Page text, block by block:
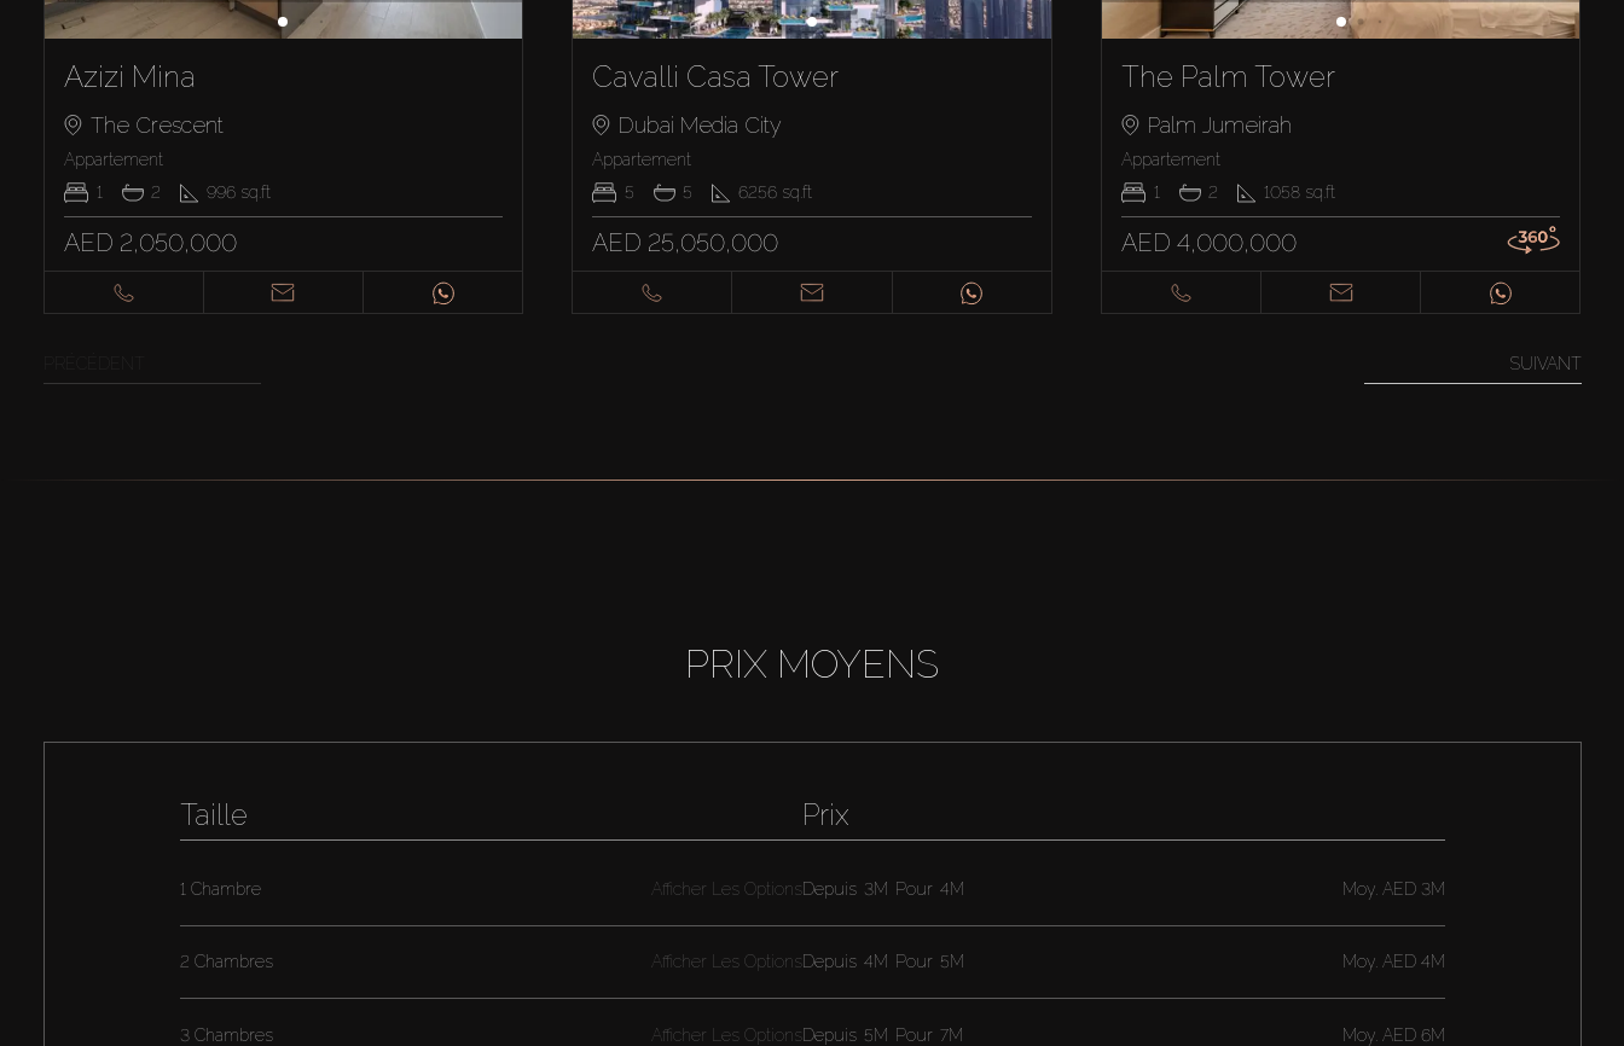
Azizi Mina
The Crescent
Appartement
1
2 996 sq.ft
AED 2,050,000
Cavalli Casa Tower
Dubai Media City
Appartement
5
5 6256 sq.ft
AED 25,050,000
The Palm Tower
Palm Jumeirah
Appartement
1
2 1058 sq.ft
AED 4,000,000
SUIVANT
PRIX MOYENS
Taille
1 Chambre Afficher Les Options
2 Chambres Afficher Les Options
3 Chambres Afficher Les Options
Prix
Depuis 3M Pour 4M Moy. AED 3M
Depuis 4M Pour 5M Moy. AED 4M
Depuis 5M Pour 7M Moy. AED 6M